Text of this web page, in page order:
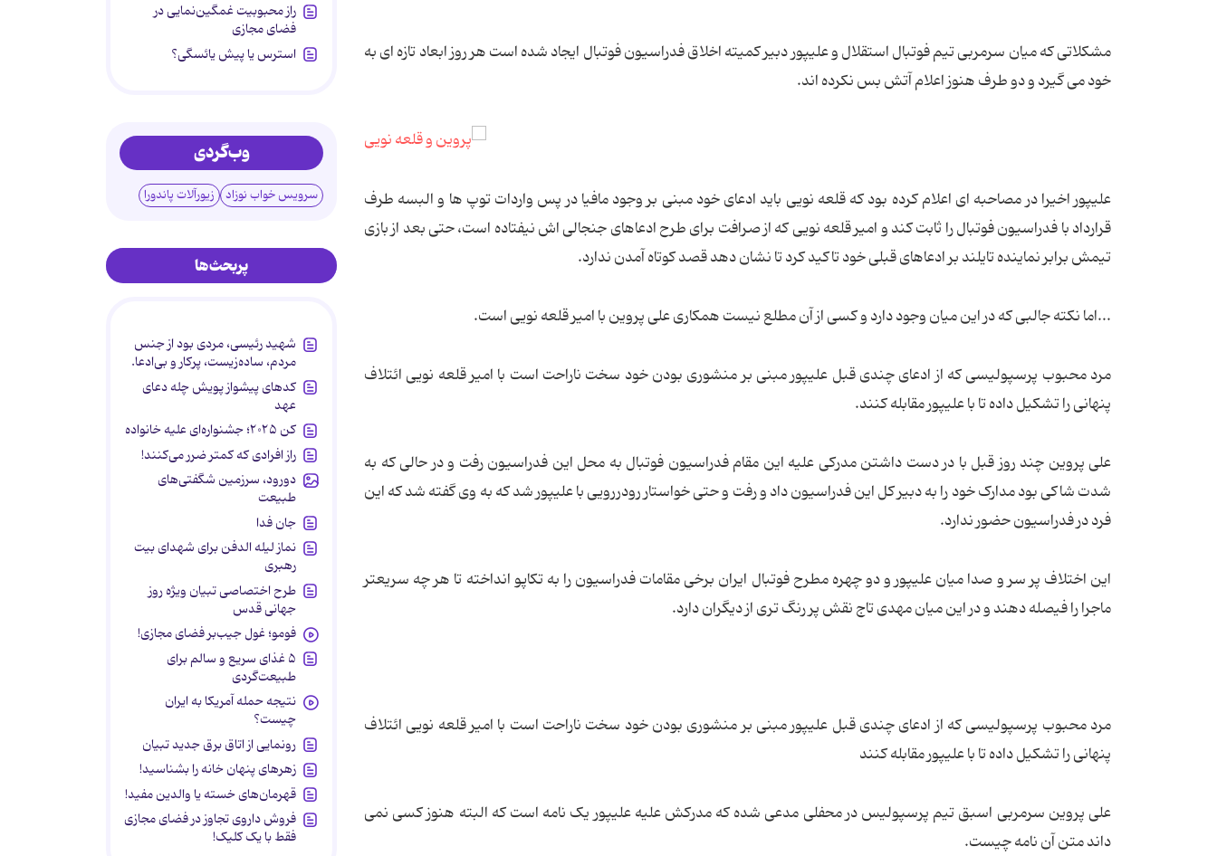
مشکلاتی که میان سرمربی تیم فوتبال استقلال و علیپور دبیر کمیته اخلاق فدراسیون فوتبال ایجاد شده است هر روز ابعاد تازه ای به
خود می گیرد و دو طرف هنوز اعلام آتش بس نکرده اند.
علیپور اخیرا در مصاحبه ای اعلام کرده بود که قلعه نویی باید ادعای خود مبنی بر وجود مافیا در پس واردات توپ ها و البسه طرف
قرارداد با فدراسیون فوتبال را ثابت کند و امیر قلعه نویی که از صرافت برای طرح ادعاهای جنجالی اش نیفتاده است، حتی بعد از بازی
تیمش برابر نماینده تایلند بر ادعاهای قبلی خود تاکید کرد تا نشان دهد قصد کوتاه آمدن ندارد.
...اما نکته جالبی که در این میان وجود دارد و کسی از آن مطلع نیست همکاری علی پروین با امیر قلعه نویی است.
مرد محبوب پرسپولیسی که از ادعای چندی قبل علیپور مبنی بر منشوری بودن خود سخت ناراحت است با امیر قلعه نویی ائتلاف
پنهانی را تشکیل داده تا با علیپور مقابله کنند.
علی پروین چند روز قبل با در دست داشتن مدرکی علیه این مقام فدراسیون فوتبال به محل این فدراسیون رفت و در حالی که به
شدت شاکی بود مدارک خود را به دبیر کل این فدراسیون داد و رفت و حتی خواستار رودررویی با علیپور شد که به وی گفته شد که این
فرد در فدراسیون حضور ندارد.
این اختلاف پر سر و صدا میان علیپور و دو چهره مطرح فوتبال ایران برخی مقامات فدراسیون را به تکاپو انداخته تا هر چه سریعتر
ماجرا را فیصله دهند و در این میان مهدی تاج نقش پر رنگ تری از دیگران دارد.
مرد محبوب پرسپولیسی که از ادعای چندی قبل علیپور مبنی بر منشوری بودن خود سخت ناراحت است با امیر قلعه نویی ائتلاف
پنهانی را تشکیل داده تا با علیپور مقابله کنند
علی پروین سرمربی اسبق تیم پرسپولیس در محفلی مدعی شده که مدرکش علیه علیپور یک نامه است که البته هنوز کسی نمی
داند متن آن نامه چیست.
راز محبوبیت غمگین‌نمایی در
فضای مجازی
استرس یا پیش یائسگی؟
وب‌گردی
سرویس خواب نوزاد زیورآلات پاندورا
پربحث‌ها
شهید رئیسی، مردی بود از جنس
مردم، ساده‌زیست، پرکار و بی‌ادعا.
کدهای پیشواز پویش چله دعای
عهد
کن ۲۰۲۵؛ جشنواره‌ای علیه خانواده
راز افرادی که کمتر ضرر می‌کنند!
دورود، سرزمین شگفتی‌های
طبیعت
جان فدا
نماز لیله الدفن برای شهدای بیت
رهبری
طرح اختصاصی تبیان ویژه روز
جهانی قدس
فومو؛ غول جیب‌بر فضای مجازی!
۵ غذای سریع و سالم برای
طبیعت‌گردی
نتیجه حمله آمریکا به ایران
چیست؟
رونمایی از اتاق برق جدید تبیان
زهرهای پنهان خانه را بشناسید!
قهرمان‌های خسته یا والدین مفید!
فروش داروی تجاوز در فضای مجازی
فقط با یک کلیک!